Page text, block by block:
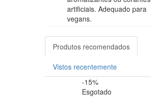
artificiais. Adequado para
vegans.
Produtos recomendados
Vistos recentemente
-15%
Esgotado